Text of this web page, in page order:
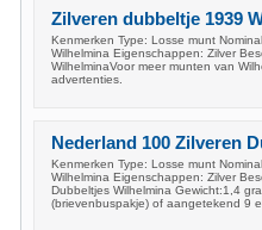
Zilveren dubbeltje 1939
Kenmerken Type: Losse munt
Wilhelmina Eigenschappen: Zilver
WilhelminaVoor meer munten van
advertenties.
Nederland 100 Zilveren
Kenmerken Type: Losse munt
Wilhelmina Eigenschappen: Zilver
Dubbeltjes Wilhelmina Gewicht:1,4
(brievenbuspakje) of aangetekend 9